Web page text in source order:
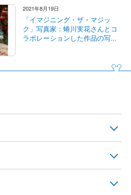
2021年8月19日
「イマジニング・ザ・マジッ
ク」写真家：蜷川実花さんとコ
ラボレーションした作品の写...